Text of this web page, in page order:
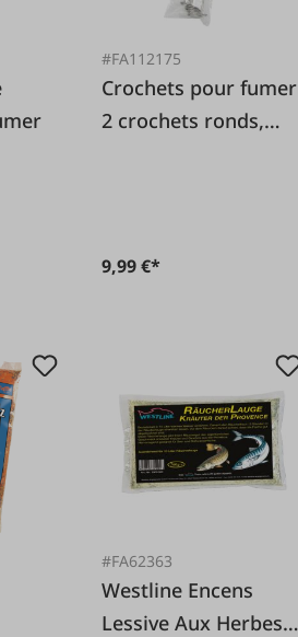
#FA112175
Crochets pour fumer
2 crochets ronds,
9,99 €*
#FA62363
Westline Encens
Lessive Aux Herbes